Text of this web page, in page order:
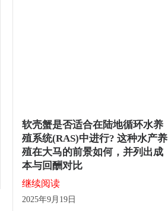
软壳蟹是否适合在陆地循环水养
殖系统(RAS)中进行? 这种水产养
殖在大马的前景如何，并列出成
本与回酬对比
继续阅读
2025年9月19日